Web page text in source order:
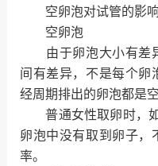
空卵泡对试管的影
空卵泡
由于卵泡大小有差
间有差异，不是每个卵
经周期排出的卵泡都是空
普通女性取卵时，如
卵泡中没有取到卵子，
率。